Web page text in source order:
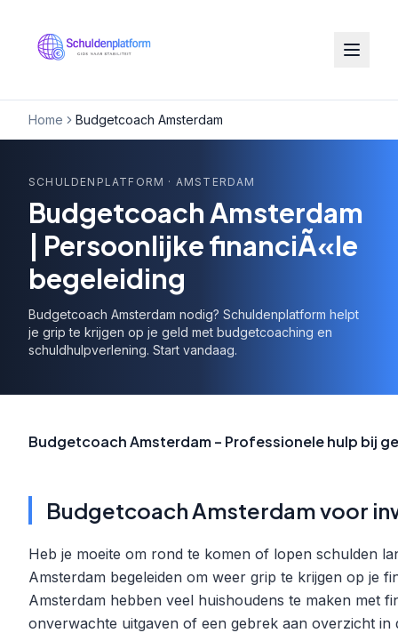
Home Budgetcoach Amsterdam
SCHULDENPLATFORM · AMSTERDAM
Budgetcoach Amsterdam
| Persoonlijke financiÃ«le
begeleiding
Budgetcoach Amsterdam nodig? Schuldenplatform helpt
je grip te krijgen op je geld met budgetcoaching en
schuldhulpverlening. Start vandaag.
Budgetcoach Amsterdam – Professionele hulp bij
Budgetcoach Amsterdam voor
Heb je moeite om rond te komen of lopen schulden
Amsterdam begeleiden om weer grip te krijgen op je
Amsterdam hebben veel huishoudens te maken met
onverwachte uitgaven of een gebrek aan overzicht in